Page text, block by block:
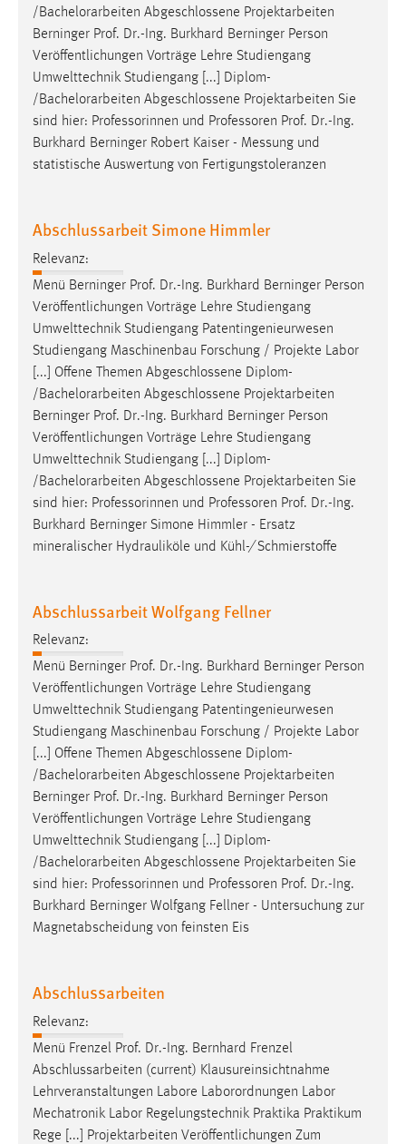
/Bachelorarbeiten Abgeschlossene Projektarbeiten
Berninger Prof. Dr.-Ing. Burkhard Berninger Person
Veröffentlichungen Vorträge Lehre Studiengang
Umwelttechnik Studiengang [...] Diplom-
/Bachelorarbeiten Abgeschlossene Projektarbeiten Sie
sind hier: Professorinnen und Professoren Prof. Dr.-Ing.
Burkhard Berninger Robert Kaiser - Messung und
statistische Auswertung von Fertigungstoleranzen
Abschlussarbeit Simone Himmler
Relevanz:
Menü Berninger Prof. Dr.-Ing. Burkhard Berninger Person
Veröffentlichungen Vorträge Lehre Studiengang
Umwelttechnik Studiengang Patentingenieurwesen
Studiengang Maschinenbau Forschung / Projekte Labor
[...] Offene Themen Abgeschlossene Diplom-
/Bachelorarbeiten Abgeschlossene Projektarbeiten
Berninger Prof. Dr.-Ing. Burkhard Berninger Person
Veröffentlichungen Vorträge Lehre Studiengang
Umwelttechnik Studiengang [...] Diplom-
/Bachelorarbeiten Abgeschlossene Projektarbeiten Sie
sind hier: Professorinnen und Professoren Prof. Dr.-Ing.
Burkhard Berninger Simone Himmler - Ersatz
mineralischer Hydrauliköle und Kühl-⁄ Schmierstoffe
Abschlussarbeit Wolfgang Fellner
Relevanz:
Menü Berninger Prof. Dr.-Ing. Burkhard Berninger Person
Veröffentlichungen Vorträge Lehre Studiengang
Umwelttechnik Studiengang Patentingenieurwesen
Studiengang Maschinenbau Forschung / Projekte Labor
[...] Offene Themen Abgeschlossene Diplom-
/Bachelorarbeiten Abgeschlossene Projektarbeiten
Berninger Prof. Dr.-Ing. Burkhard Berninger Person
Veröffentlichungen Vorträge Lehre Studiengang
Umwelttechnik Studiengang [...] Diplom-
/Bachelorarbeiten Abgeschlossene Projektarbeiten Sie
sind hier: Professorinnen und Professoren Prof. Dr.-Ing.
Burkhard Berninger Wolfgang Fellner - Untersuchung zur
Magnetabscheidung von feinsten Eis
Abschlussarbeiten
Relevanz:
Menü Frenzel Prof. Dr.-Ing. Bernhard Frenzel
Abschlussarbeiten (current) Klausureinsichtnahme
Lehrveranstaltungen Labore Laborordnungen Labor
Mechatronik Labor Regelungstechnik Praktika Praktikum
Rege [...] Projektarbeiten Veröffentlichungen Zum